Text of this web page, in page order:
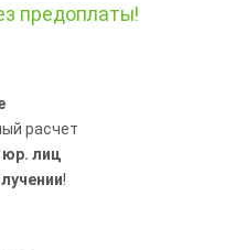
предоплаты!
расчет
юр. лиц
!